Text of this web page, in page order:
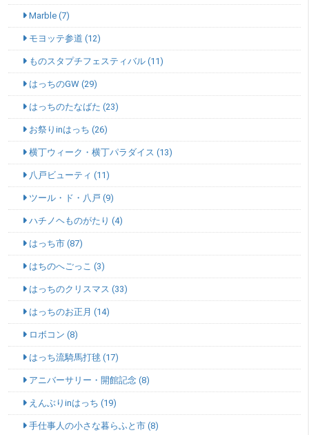
Marble (7)
モヨッテ参道 (12)
ものスタプチフェスティバル (11)
はっちのGW (29)
はっちのたなばた (23)
お祭りinはっち (26)
横丁ウィーク・横丁パラダイス (13)
八戸ビューティ (11)
ツール・ド・八戸 (9)
ハチノヘものがたり (4)
はっち市 (87)
はちのへごっこ (3)
はっちのクリスマス (33)
はっちのお正月 (14)
ロボコン (8)
はっち流騎馬打毬 (17)
アニバーサリー・開館記念 (8)
えんぶりinはっち (19)
手仕事人の小さな暮らふと市 (8)